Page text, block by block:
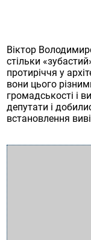
Віктор
стільки
протиріччя у
вони цього
громадськості і
депутати і
встановлення